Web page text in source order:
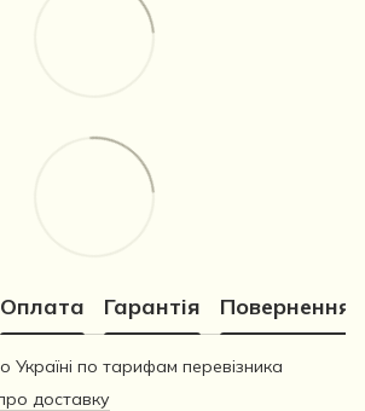
Оплата Гарантія Повернення
по тарифам перевізника
доставку